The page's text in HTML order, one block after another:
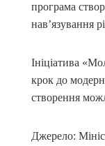
програма
нав’язування
Ініціатива
крок до
створення
Джерело: